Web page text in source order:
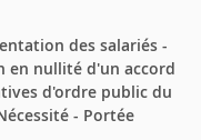
des salariés -
en nullité d'un accord
d'ordre public du
- Portée